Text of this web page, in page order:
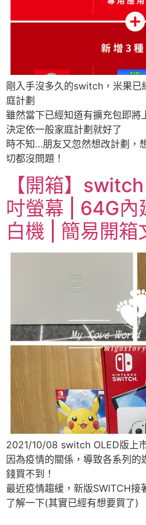
剛入手沒多久的switch，米果已
庭計劃
雖然當下已經知道有擴充包即將
決定依一般家庭計劃就好了
時不知…朋友又忽然想改計劃，
切都沒問題！
【開箱】
吋螢幕 | 64G內
白機 | 簡易開箱
2021/10/08 switch OLED版上
因為疫情的關係，導致各系列
錢買不到！
最近疫情趨緩，新版SWITCH接
了解一下(其實已經有想要買了)